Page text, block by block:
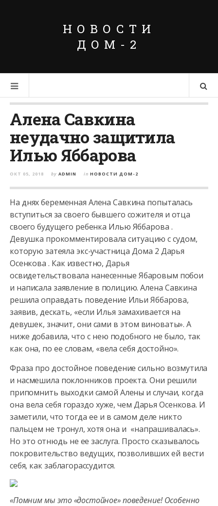
НОВОСТИ
ДОМ-2
Алена Савкина
неудачно защитила
Илью Яббарова
ОКТ 05, 2018 by ADMIN in НОВОСТИ ДОМ-2
На днях беременная Алена Савкина попыталась
вступиться за своего бывшего сожителя и отца
своего будущего ребенка Илью Яббарова .
Девушка прокомментировала ситуацию с судом,
которую затеяла экс-участница Дома 2 Дарья
Осенкова . Как известно, Дарья
освидетельствовала нанесенные Ябаровым побои
и написала заявление в полицию. Алена Савкина
решила оправдать поведение Ильи Яббарова,
заявив, дескать, «если Илья замахивается на
девушек, значит, они сами в этом виноваты». А
ниже добавила, что с нею подобного не было, так
как она, по ее словам, «вела себя достойно».
Фраза про достойное поведение сильно возмутила
и насмешила поклонников проекта. Они решили
припомнить выходки самой Алены и случаи, когда
она вела себя гораздо хуже, чем Дарья Осенкова. И
заметили, что тогда ее и в самом деле никто
пальцем не тронул, хотя она и «напрашивалась».
Но это отнюдь не ее заслуга. Просто сказывалось
покровительство ведущих, позволивших ей вести
себя, как заблагорассудится.
«Помним мы это «достойное» поведение! Особенно